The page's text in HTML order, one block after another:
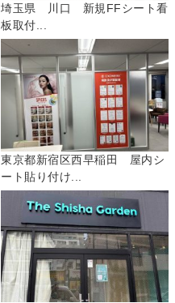
埼玉県 川口 新規FFシート看
板取付...
東京都新宿区西早稲田 屋内シ
ート貼り付け...